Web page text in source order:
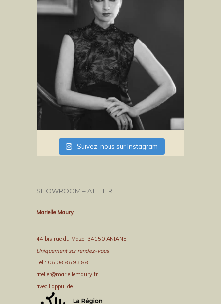
Suivez-nous sur Instagram
SHOWROOM – ATELIER
Marielle Maury
44 bis rue du Mazel 34150 ANIANE
Uniquement sur rendez-vous
Tel : 06 08 86 93 88
atelier@mariellemaury.fr
avec l’appui de